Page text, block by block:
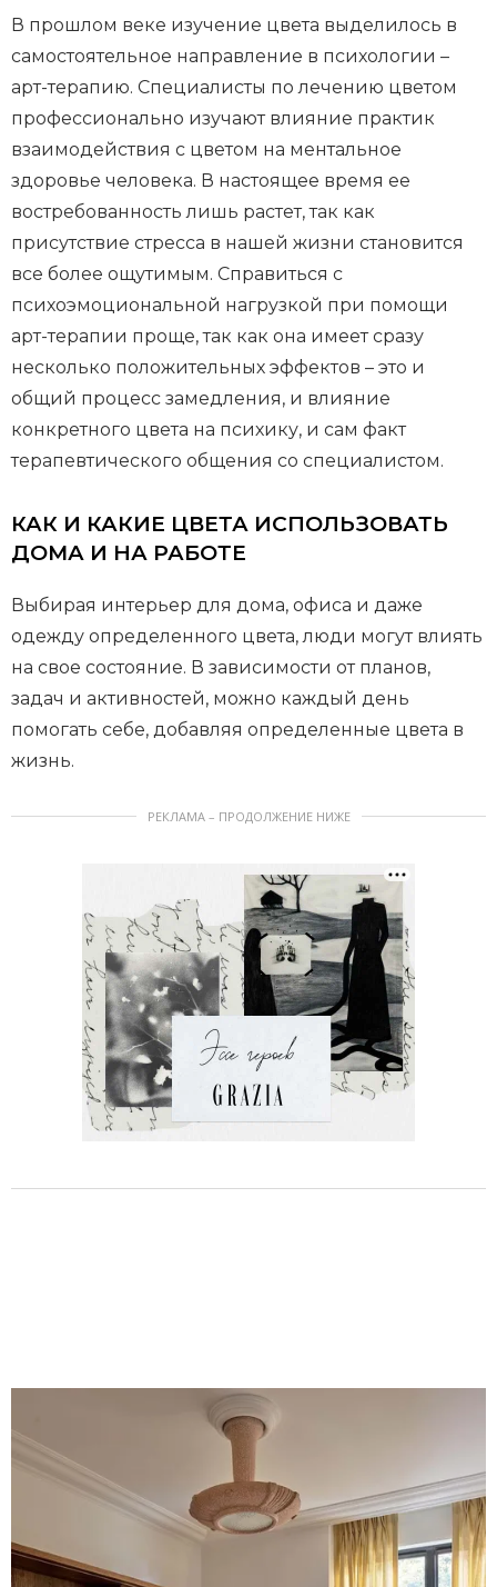
В прошлом веке изучение цвета выделилось в
самостоятельное направление в психологии –
арт-терапию. Специалисты по лечению цветом
профессионально изучают влияние практик
взаимодействия с цветом на ментальное
здоровье человека. В настоящее время ее
востребованность лишь растет, так как
присутствие стресса в нашей жизни становится
все более ощутимым. Справиться с
психоэмоциональной нагрузкой при помощи
арт-терапии проще, так как она имеет сразу
несколько положительных эффектов – это и
общий процесс замедления, и влияние
конкретного цвета на психику, и сам факт
терапевтического общения со специалистом.
КАК И КАКИЕ ЦВЕТА ИСПОЛЬЗОВАТЬ
ДОМА И НА РАБОТЕ
Выбирая интерьер для дома, офиса и даже
одежду определенного цвета, люди могут влиять
на свое состояние. В зависимости от планов,
задач и активностей, можно каждый день
помогать себе, добавляя определенные цвета в
жизнь.
РЕКЛАМА – ПРОДОЛЖЕНИЕ НИЖЕ